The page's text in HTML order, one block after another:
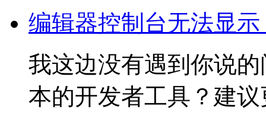
编辑器控制台无法显
我这边没有遇到你说
本的开发者工具？建